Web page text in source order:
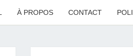
À PROPOS CONTACT